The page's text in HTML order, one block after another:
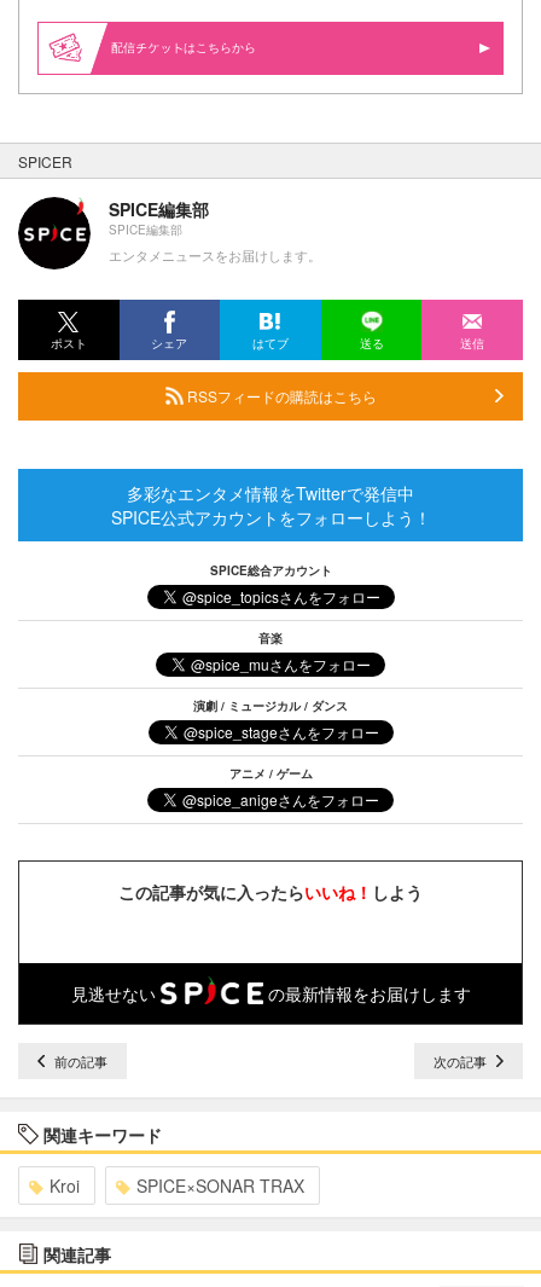
配信 はこちらから
SPICER
SPICE編集部
SPICE編集部
エンタメニュースをお届けします。
ポスト シェア はてブ 送る 送信
RSSフィードの購読はこちら
多彩なエンタメ情報をTwitterで発信中
SPICE公式アカウントをフォローしよう！
SPICE総合アカウント
音楽
演劇 / ミュージカル / ダンス
アニメ / ゲーム
この記事が気に入ったらいいね！ しよう
見逃せない の最新情報をお届けします
前の記事 次の記事
関連キーワード
Kroi SPICE×SONAR TRAX
関連記事